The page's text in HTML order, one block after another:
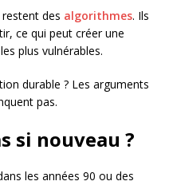
des algorithmes. Ils
ce qui peut créer une
plus vulnérables.
durable ? Les arguments
pas.
si nouveau ?
les années 90 ou des